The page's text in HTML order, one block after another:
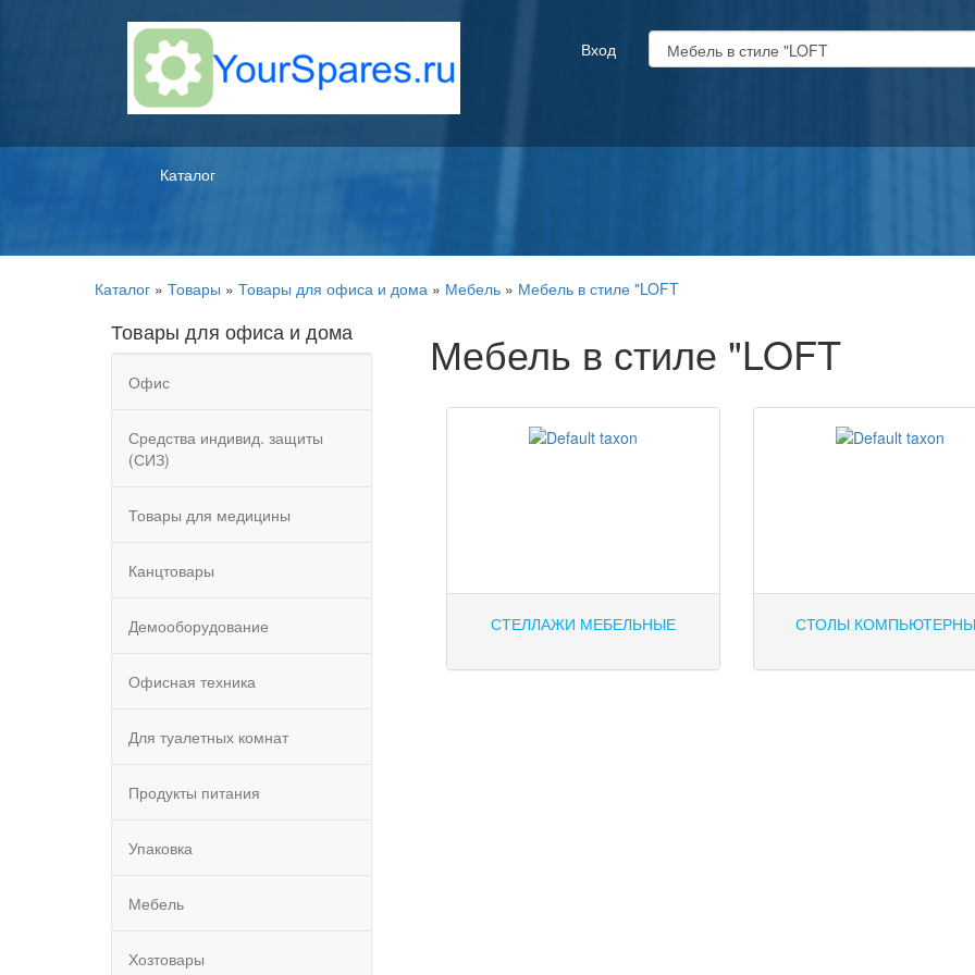
Вход
Каталог
Каталог » Товары » Товары для офиса и дома » Мебель » Мебель в стиле "LOFT
Товары для офиса и дома
Офис
Средства индивид. защиты
(СИЗ)
Товары для медицины
Канцтовары
Демооборудование
Офисная техника
Для туалетных комнат
Продукты питания
Упаковка
Мебель
Хозтовары
Мебель в стиле "LOFT
СТЕЛЛАЖИ МЕБЕЛЬНЫЕ СТОЛЫ